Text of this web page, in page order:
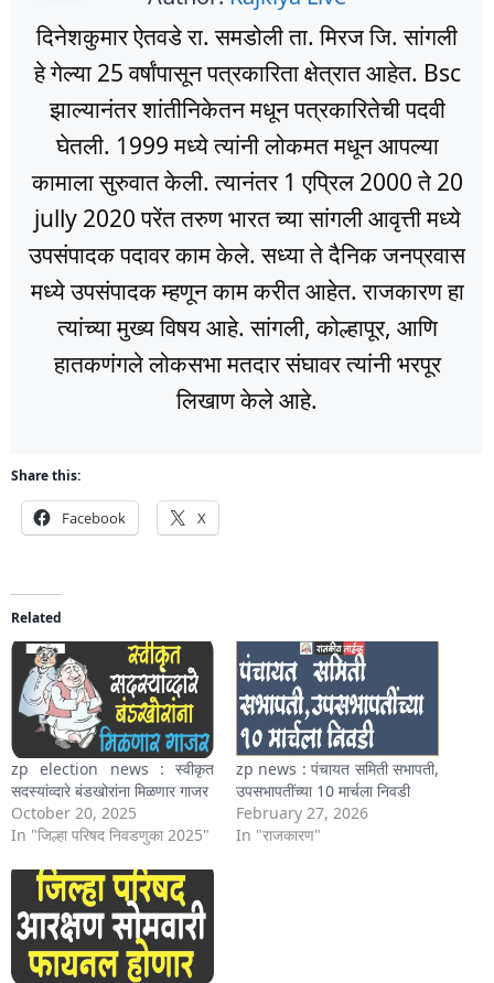
दिनेशकुमार ऐतवडे रा. समडोली ता. मिरज जि. सांगली
हे गेल्या 25 वर्षांपासून पत्रकारिता क्षेत्रात आहेत. Bsc
झाल्यानंतर शांतीनिकेतन मधून पत्रकारितेची पदवी
घेतली. 1999 मध्ये त्यांनी लोकमत मधून आपल्या
कामाला सुरुवात केली. त्यानंतर 1 एप्रिल 2000 ते 20
jully 2020 परेंत तरुण भारत च्या सांगली आवृत्ती मध्ये
उपसंपादक पदावर काम केले. सध्या ते दैनिक जनप्रवास
मध्ये उपसंपादक म्हणून काम करीत आहेत. राजकारण हा
त्यांच्या मुख्य विषय आहे. सांगली, कोल्हापूर, आणि
हातकणंगले लोकसभा मतदार संघावर त्यांनी भरपूर
लिखाण केले आहे.
Share this:
Facebook X
Related
zp election news : स्वीकृत
सदस्यांव्दारे बंडखोरांना मिळणार गाजर
October 20, 2025
In "जिल्हा परिषद निवडणुका 2025"
zp news : पंचायत समिती सभापती,
उपसभापतींच्या 10 मार्चला निवडी
February 27, 2026
In "राजकारण"